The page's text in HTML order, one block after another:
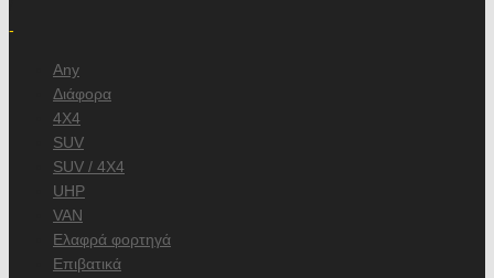
-
Any
Διάφορα
4X4
SUV
SUV / 4X4
UHP
VAN
Ελαφρά φορτηγά
Επιβατικά